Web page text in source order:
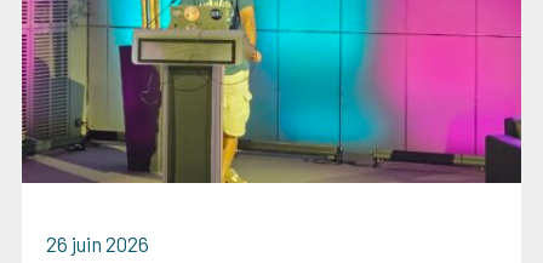
26 juin 2026